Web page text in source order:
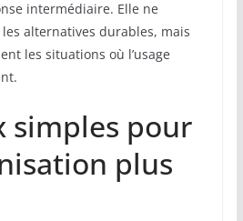
intermédiaire. Elle ne
alternatives durables, mais
les situations où l’usage
simples pour
plus